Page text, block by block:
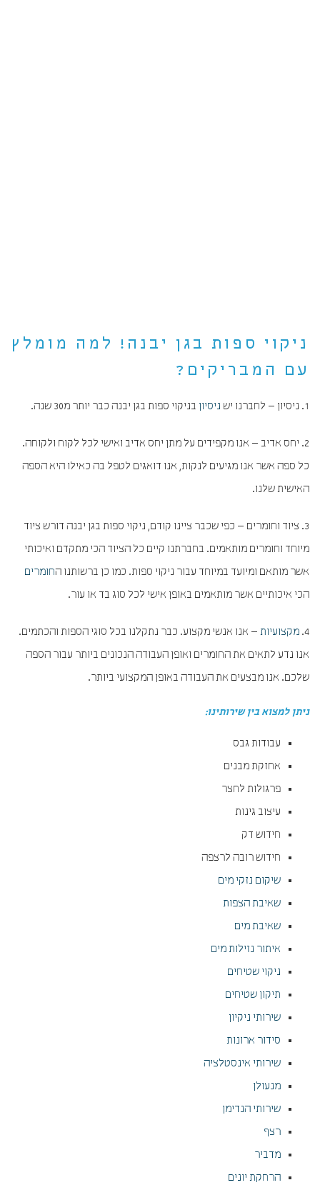
ניקוי ספות בגן יבנה! למה מומלץ
עם המבריקים?
1. ניסיון – לחברנו יש ניסיון בניקוי ספות בגן יבנה כבר יותר מ30 שנה.
2. יחס אדיב – אנו מקפידים על מתן יחס אדיב ואישי לכל לקוח ולקוחה.
כל ספה אשר אנו מגיעים לנקות, אנו דואגים לטפל בה כאילו היא הספה
האישית שלנו.
3. ציוד וחומרים – כפי שכבר ציינו קודם, ניקוי ספות בגן יבנה דורש ציוד
מיוחד וחומרים מותאמים. בחברתנו קיים כל הציוד הכי מתקדם ואיכותי
אשר מותאם ומיועד במיוחד עבור ניקוי ספות. כמו כן ברשותנו החומרים
הכי איכותיים אשר מותאמים באופן אישי לכל סוג בד או עור.
4. מקצועיות – אנו אנשי מקצוע. כבר נתקלנו בכל סוגי הספות והכתמים.
אנו נדע לתאים את החומרים ואופן העבודה הנכונים ביותר עבור הספה
שלכם. אנו מבצעים את העבודה באופן המקצועי ביותר.
ניתן למצוא בין שירותינו:
עבודות גבס
אחזקת מבנים
פרגולות לחצר
עיצוב גינות
חידוש דק
חידוש רובה לרצפה
שיקום נזקי מים
שאיבת הצפות
שאיבת מים
איתור נזילות מים
ניקוי שטיחים
תיקון שטיחים
שירותי ניקיון
סידור ארונות
שירותי אינסטלציה
מנעולן
שירותי הנדימן
רצף
מדביר
הרחקת יונים